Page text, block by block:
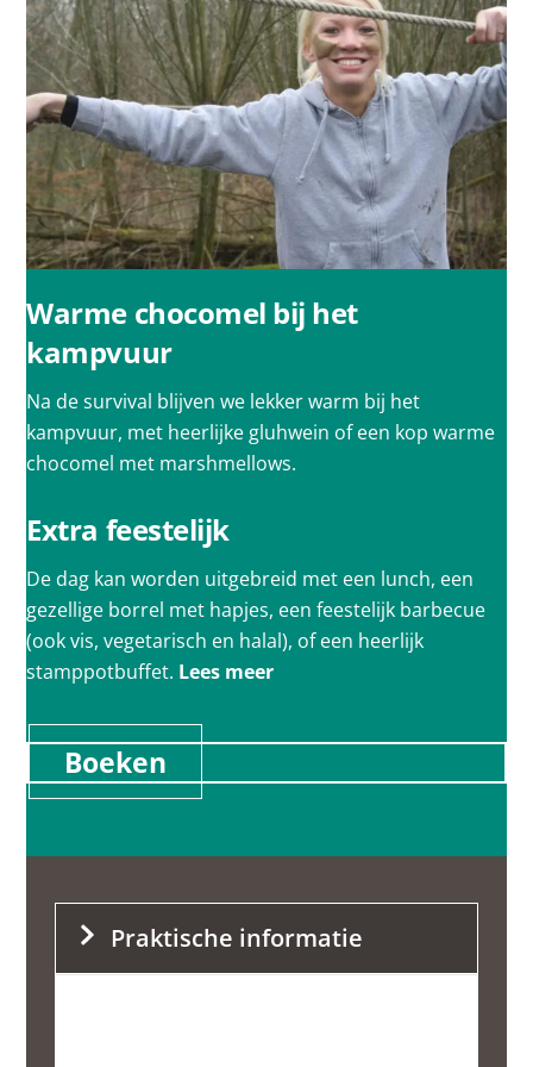
Warme chocomel bij het
kampvuur
Na de survival blijven we lekker warm bij het
kampvuur, met heerlijke gluhwein of een kop warme
chocomel met marshmellows.
Extra feestelijk
De dag kan worden uitgebreid met een lunch, een
gezellige borrel met hapjes, een feestelijk barbecue
(ook vis, vegetarisch en halal), of een heerlijk
stamppotbuffet. Lees meer
Boeken
Praktische informatie